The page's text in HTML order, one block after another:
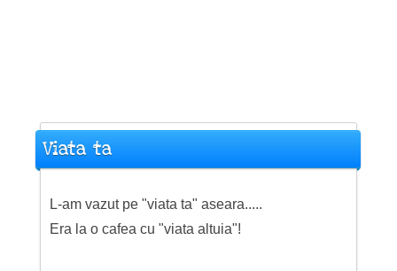
Viata ta
L-am vazut pe "viata ta" aseara.....
Era la o cafea cu "viata altuia"!